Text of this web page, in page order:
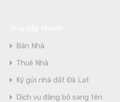
Bán Nhà
Thuê Nhà
Ký gửi nhà đất Đà Lạt
Dịch vụ đăng bộ sang tên